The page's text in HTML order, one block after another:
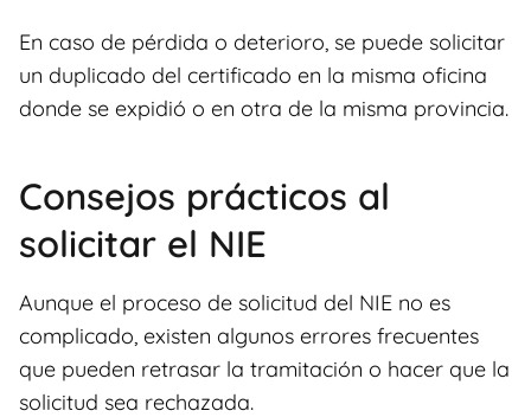
En caso de pérdida o deterioro, se puede solicitar
un duplicado del certificado en la misma oficina
donde se expidió o en otra de la misma provincia.
Consejos prácticos al
solicitar el NIE
Aunque el proceso de solicitud del NIE no es
complicado, existen algunos errores frecuentes
que pueden retrasar la tramitación o hacer que la
solicitud sea rechazada.